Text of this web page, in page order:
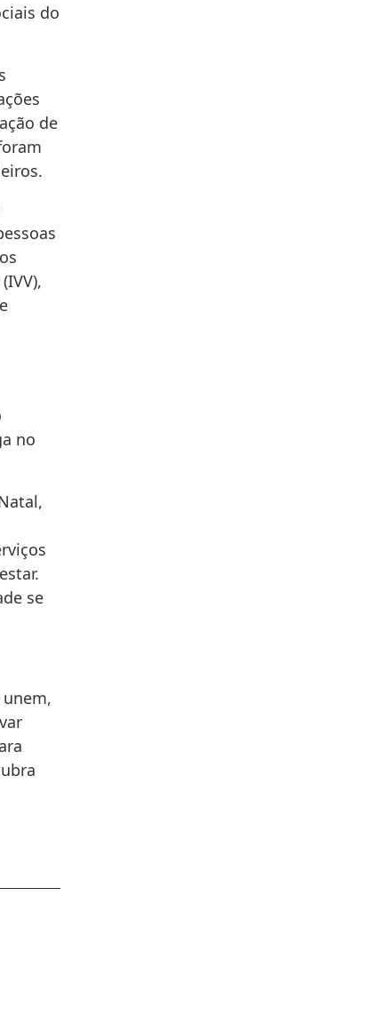
do
de
no
se